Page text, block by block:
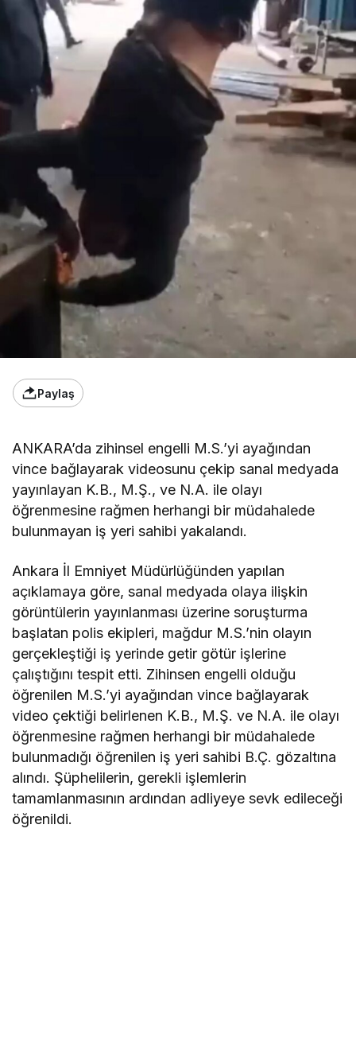
Paylaş
ANKARA’da zihinsel engelli M.S.’yi ayağından
vince bağlayarak videosunu çekip sanal medyada
yayınlayan K.B., M.Ş., ve N.A. ile olayı
öğrenmesine rağmen herhangi bir müdahalede
bulunmayan iş yeri sahibi yakalandı.
Ankara İl Emniyet Müdürlüğünden yapılan
açıklamaya göre, sanal medyada olaya ilişkin
görüntülerin yayınlanması üzerine soruşturma
başlatan polis ekipleri, mağdur M.S.’nin olayın
gerçekleştiği iş yerinde getir götür işlerine
çalıştığını tespit etti. Zihinsen engelli olduğu
öğrenilen M.S.’yi ayağından vince bağlayarak
video çektiği belirlenen K.B., M.Ş. ve N.A. ile olayı
öğrenmesine rağmen herhangi bir müdahalede
bulunmadığı öğrenilen iş yeri sahibi B.Ç. gözaltına
alındı. Şüphelilerin, gerekli işlemlerin
tamamlanmasının ardından adliyeye sevk edileceği
öğrenildi.